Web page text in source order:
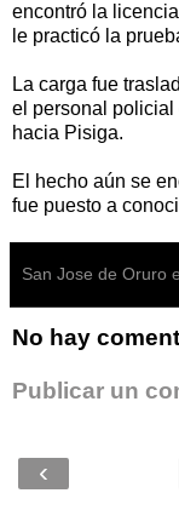
encontró la
le practicó la
La carga fue
el personal policial
hacia Pisiga.
El hecho aún se
fue puesto a
San Jose de Oruro
No hay
Publicar un
‹